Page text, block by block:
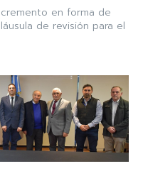
en forma de
de revisión para el